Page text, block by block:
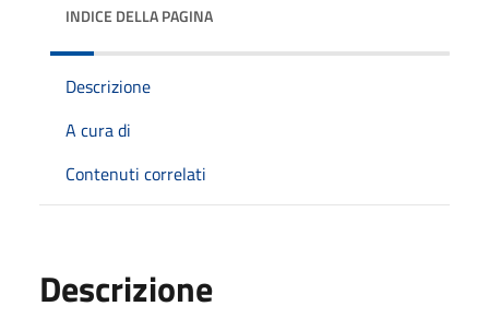
INDICE DELLA PAGINA
Descrizione
A cura di
Contenuti correlati
Descrizione